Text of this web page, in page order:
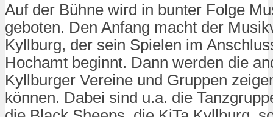
Auf der Bühne wird in bunter Folge
geboten. Den Anfang macht der
Kyllburg, der sein Spielen im
Hochamt beginnt. Dann werden die
Kyllburger Vereine und Gruppen
können. Dabei sind u.a. die